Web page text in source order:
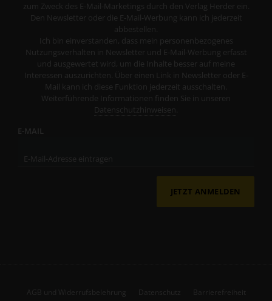
zum Zweck des E-Mail-Marketings durch den Verlag Herder ein.
Den Newsletter oder die E-Mail-Werbung kann ich jederzeit
abbestellen.
Ich bin einverstanden, dass mein personenbezogenes
Nutzungsverhalten in Newsletter und E-Mail-Werbung erfasst
und ausgewertet wird, um die Inhalte besser auf meine
Interessen auszurichten. Über einen Link in Newsletter oder E-
Mail kann ich diese Funktion jederzeit ausschalten.
Weiterführende Informationen finden Sie in unseren
Datenschutzhinweisen
E-MAIL
JETZT ANMELDEN
AGB und Widerrufsbelehrung Datenschutz Barrierefreiheit